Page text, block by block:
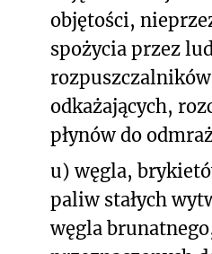
objętości,
spożycia przez
odkażających,
płynów do
u) węgla,
paliw stałych
węgla